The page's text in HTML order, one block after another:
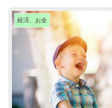
経済、お金